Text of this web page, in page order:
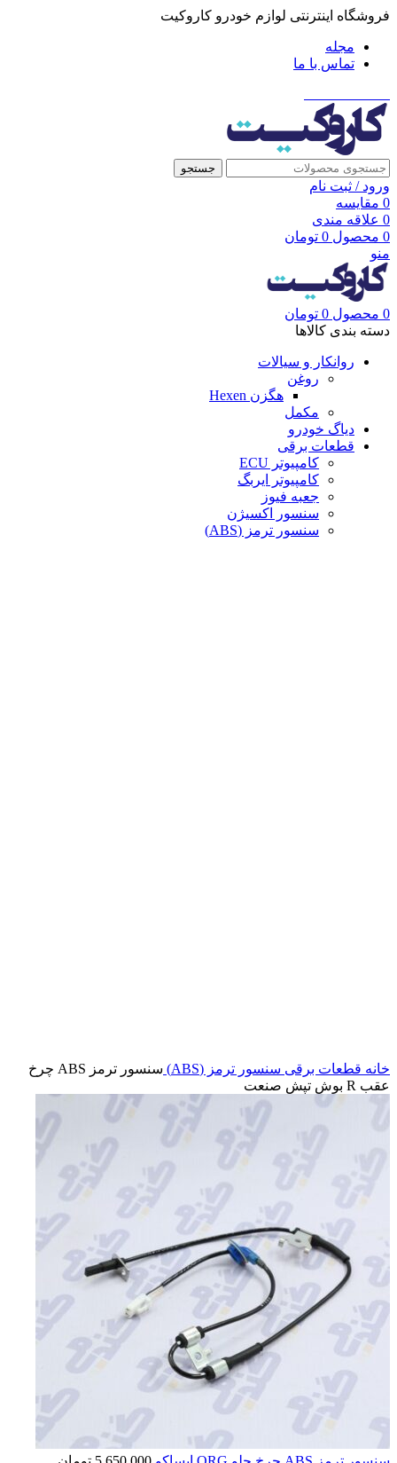
فروشگاه اینترنتی لوازم خودرو کاروکیت
مجله
تماس با ما
جستجو
ورود / ثبت نام
0 مقایسه
0 علاقه مندی
0 محصول 0 تومان
منو
0 محصول 0 تومان
دسته بندی کالاها
روانکار و سیالات
روغن
هگزن Hexen
مکمل
دیاگ خودرو
قطعات برقی
کامپیوتر ECU
کامپیوتر ایربگ
جعبه فیوز
سنسور اکسیژن
سنسور ترمز (ABS)
خانه قطعات برقی سنسور ترمز (ABS)
سنسور ترمز ABS چرخ
عقب R بوش تپش صنعت